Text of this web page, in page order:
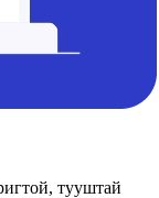
тууштай